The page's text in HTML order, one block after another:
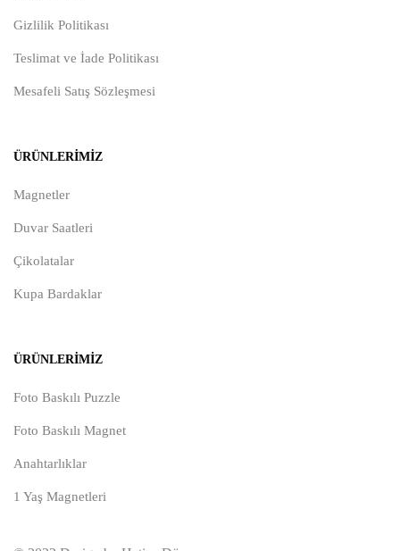
Gizlilik Politikası
Teslimat ve İade Politikası
Mesafeli Satış Sözleşmesi
ÜRÜNLERIMIZ
Magnetler
Duvar Saatleri
Çikolatalar
Kupa Bardaklar
ÜRÜNLERIMIZ
Foto Baskılı Puzzle
Foto Baskılı Magnet
Anahtarlıklar
1 Yaş Magnetleri